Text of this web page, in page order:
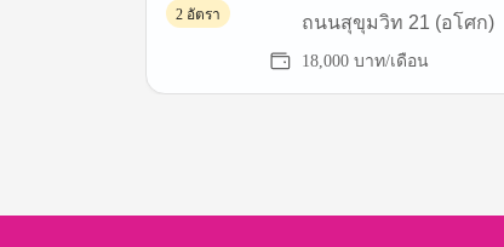
ถนนสุขุมวิท 21 (อโศก)
18,000 บาท/เดือน
2 อัตรา